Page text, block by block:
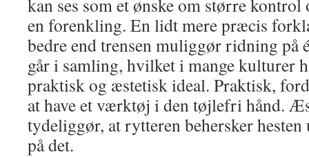
kan ses som et ønske om større kontrol
en forenkling. En lidt mere præcis
bedre end trensen muliggør ridning på
går i samling, hvilket i mange kulturer
praktisk og æstetisk ideal. Praktisk,
at have et værktøj i den tøjlefri hånd.
tydeliggør, at rytteren behersker
på det.